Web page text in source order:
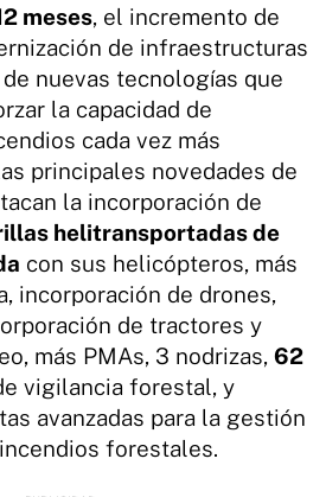
meses, el incremento de
de infraestructuras
nuevas tecnologías que
la capacidad de
cada vez más
principales novedades de
la incorporación de
helitransportadas de
con sus helicópteros, más
incorporación de drones,
de tractores y
más PMAs, 3 nodrizas, 62
vigilancia forestal, y
avanzadas para la gestión
forestales.